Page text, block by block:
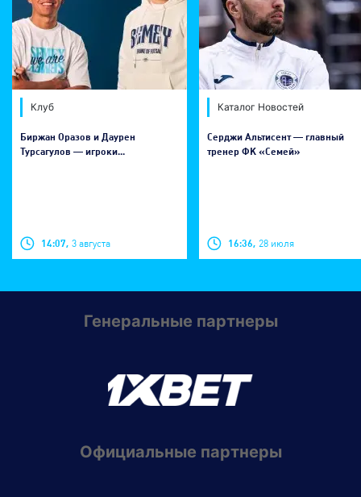
Клуб
Биржан Оразов и Даурен
Турсагулов — игроки...
14:07, 3 августа
Каталог Новостей
Серджи Альтисент — главный
тренер ФК «Семей»
16:36, 28 июля
Генеральные партнеры
Официальные партнеры